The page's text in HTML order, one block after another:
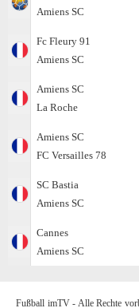
Amiens SC
Fc Fleury 91
Amiens SC
Amiens SC
La Roche
Amiens SC
FC Versailles 78
SC Bastia
Amiens SC
Cannes
Amiens SC
Fußball imTV - Alle Rechte